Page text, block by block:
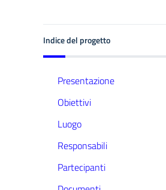
Indice del progetto
Presentazione
Obiettivi
Luogo
Responsabili
Partecipanti